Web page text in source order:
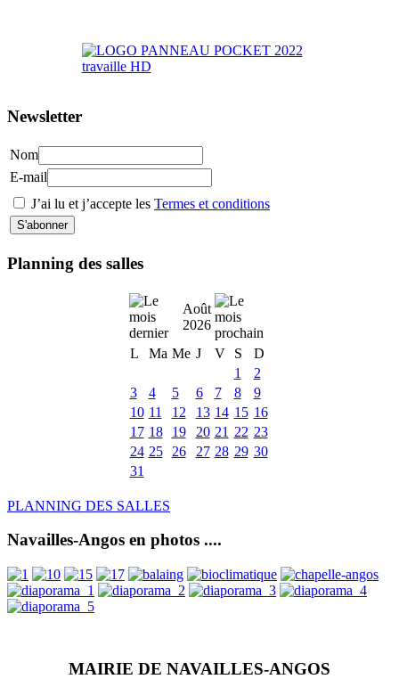
Newsletter
Nom
E-mail
J’ai lu et j’accepte les Termes et conditions
Planning des salles
Août
2026
L
Ma Me J V S
D
1
2
3
4 5 6 7 8
9
10 11 12 13 14 15 16
17 18 19 20 21 22 23
24 25 26 27 28 29 30
31
PLANNING DES SALLES
Navailles-Angos en photos ....
MAIRIE DE NAVAILLES-ANGOS